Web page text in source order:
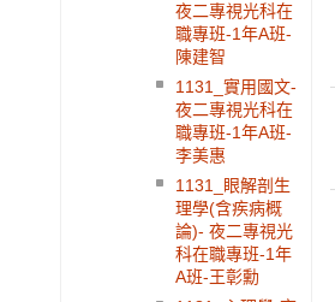
夜二專視光科在
職專班-1年A班-
陳建智
1131_實用國文-
夜二專視光科在
職專班-1年A班-
李美惠
1131_眼解剖生
理學(含疾病概
論)- 夜二專視光
科在職專班-1年
A班-王彰勳